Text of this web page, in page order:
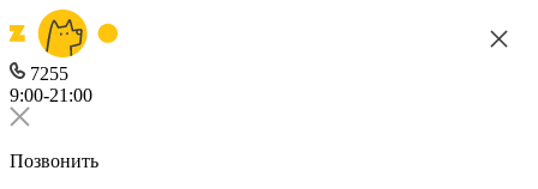
7255
9:00-21:00
Позвонить